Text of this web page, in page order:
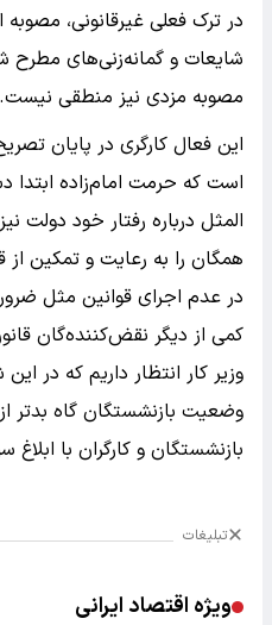
در ترک فعلی غیرقانونی،
شایعات و گمانه‌زنی‌های مطرح
مصوبه مزدی نیز منطقی نیست.
این فعال کارگری در پایان
است که حرمت امام‌زاده
المثل درباره رفتار خود
همگان را به رعایت و تمکین
در عدم اجرای قوانین مثل
کمی از دیگر نقض‌کننده‌گان
وزیر کار انتظار داریم که در
وضعیت بازنشستگان گاه بدتر از
بازنشستگان و کارگران با
تبلیغات
ویژه اقتصاد ایرانی